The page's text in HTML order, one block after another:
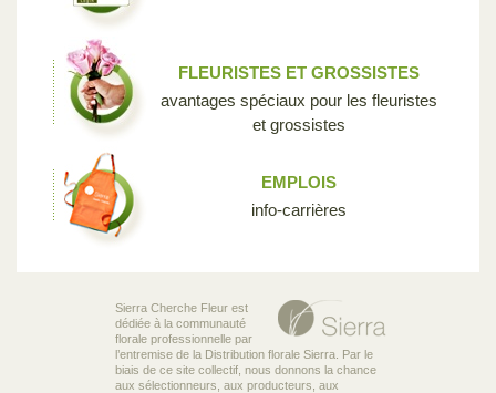
FLEURISTES ET GROSSISTES
avantages spéciaux pour les fleuristes
et grossistes
EMPLOIS
info-carrières
Sierra Cherche Fleur est
dédiée à la communauté
florale professionnelle par
l’entremise de la Distribution florale Sierra. Par le
biais de ce site collectif, nous donnons la chance
aux sélectionneurs, aux producteurs, aux